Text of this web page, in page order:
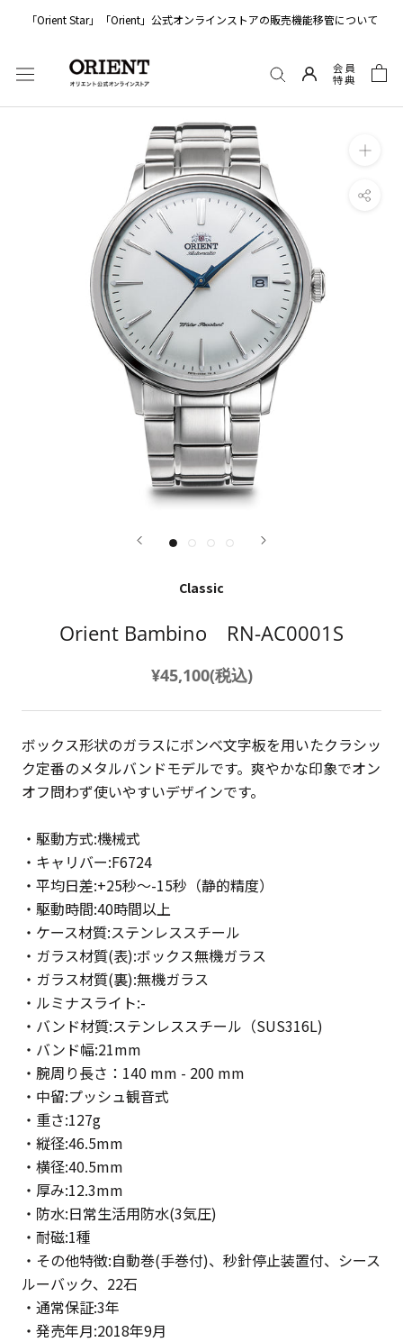
し
「Orient Star」「Orient」公式オンラインストアの販売機能移管について
会員
特典
Classic
Orient Bambino RN-AC0001S
¥45,100(税込)
ボックス形状のガラスにボンベ文字板を用いたクラシッ
ク定番のメタルバンドモデルです。爽やかな印象でオン
オフ問わず使いやすいデザインです。
・駆動方式:機械式
・キャリバー:F6724
・平均日差:+25秒～-15秒（静的精度）
・駆動時間:40時間以上
・ケース材質:ステンレススチール
・ガラス材質(表):ボックス無機ガラス
・ガラス材質(裏):無機ガラス
・ルミナスライト:-
・バンド材質:ステンレススチール（SUS316L)
・バンド幅:21mm
・腕周り長さ：140 mm - 200 mm
・中留:プッシュ観音式
・重さ:127g
・縦径:46.5mm
・横径:40.5mm
・厚み:12.3mm
・防水:日常生活用防水(3気圧)
・耐磁:1種
・その他特徴:自動巻(手巻付)、秒針停止装置付、シース
ルーバック、22石
・通常保証:3年
・発売年月:2018年9月